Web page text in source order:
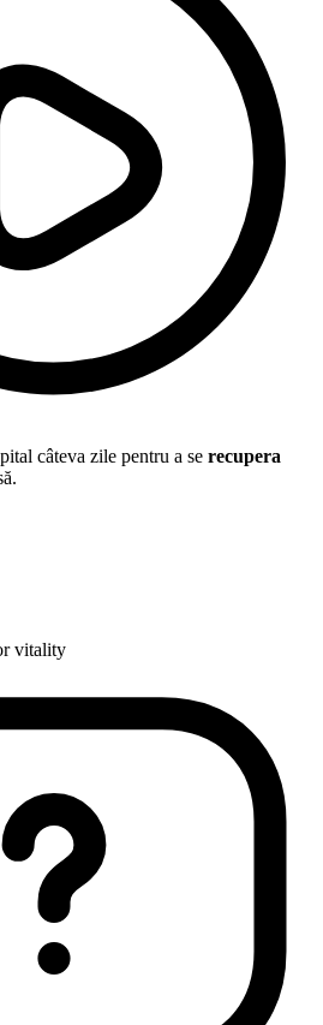
câteva zile pentru a se recupera
vitality